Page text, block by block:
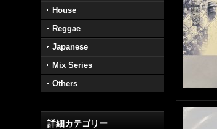
House
Reggae
Japanese
Mix Series
Others
詳細カテゴリー